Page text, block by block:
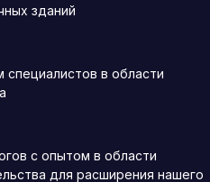
зданий
в области
с опытом в области
для расширения нашего